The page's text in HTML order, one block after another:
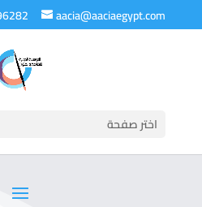
aacia@aaciaegypt.com
اختر صفحة